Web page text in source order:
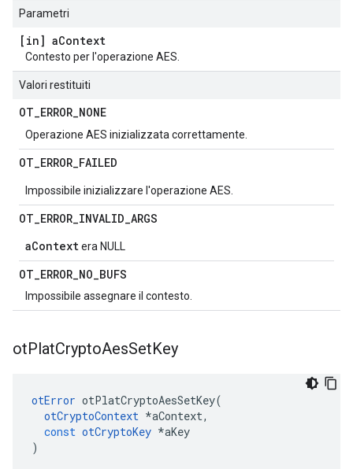
Parametri
[in] aContext
Contesto per l'operazione AES.
Valori restituiti
OT_ERROR_NONE
Operazione AES inizializzata correttamente.
OT_ERROR_FAILED
Impossibile inizializzare l'operazione AES.
OT_ERROR_INVALID_ARGS
aContextera NULL
OT_ERROR_NO_BUFS
Impossibile assegnare il contesto.
otPlatCryptoAesSetKey
otError otPlatCryptoAesSetKey(
otCryptoContext *aContext,
const otCryptoKey *aKey
)